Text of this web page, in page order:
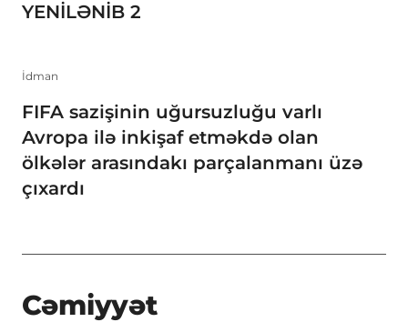
YENİLƏNİB 2
İdman
FIFA sazişinin uğursuzluğu varlı
Avropa ilə inkişaf etməkdə olan
ölkələr arasındakı parçalanmanı üzə
çıxardı
Cəmiyyət